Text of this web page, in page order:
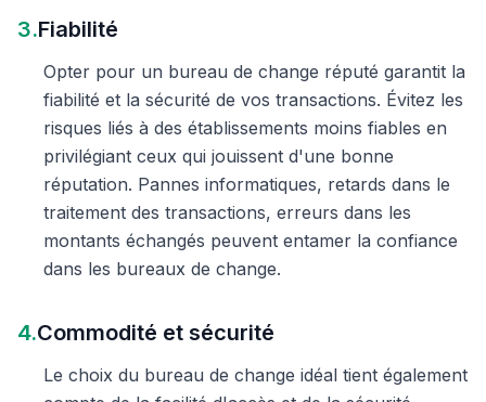
3.Fiabilité
Opter pour un bureau de change réputé garantit la
fiabilité et la sécurité de vos transactions. Évitez les
risques liés à des établissements moins fiables en
privilégiant ceux qui jouissent d'une bonne
réputation. Pannes informatiques, retards dans le
traitement des transactions, erreurs dans les
montants échangés peuvent entamer la confiance
dans les bureaux de change.
4.Commodité et sécurité
Le choix du bureau de change idéal tient également